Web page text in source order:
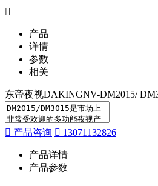
产品
详情
参数
相关
东帝夜视DAKINGNV-DM2015/
产品咨询 13071132826
产品详情
产品参数